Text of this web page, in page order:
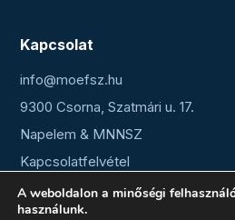
Kapcsolat
info@moefsz.hu
9300 Csorna, Szatmári u. 17.
Napelem & MNNSZ
Kapcsolatfelvétel
A weboldalon a minőségi
használunk.